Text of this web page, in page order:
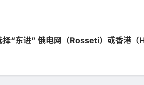
择“东进” 俄电网（Rosseti）或香港